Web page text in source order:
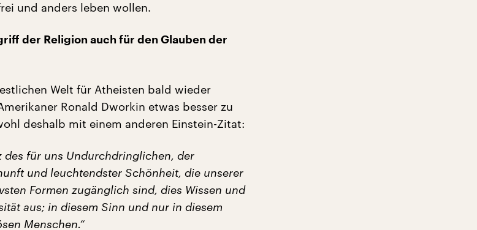
und anders leben wollen.
der Religion auch für den Glauben der
Welt für Atheisten bald wieder
Ronald Dworkin etwas besser zu
deshalb mit einem anderen Einstein-Zitat:
des für uns Undurchdringlichen, der
und leuchtendster Schönheit, die unserer
Formen zugänglich sind, dies Wissen und
aus; in diesem Sinn und nur in diesem
Menschen.“